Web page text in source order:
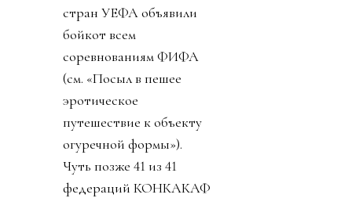
стран УЕФА объявили
бойкот всем
соревнованиям ФИФА
(см. «Посыл в пешее
эротическое
путешествие к объекту
огуречной формы»).
Чуть позже 41 из 41
федераций КОНКАКАФ